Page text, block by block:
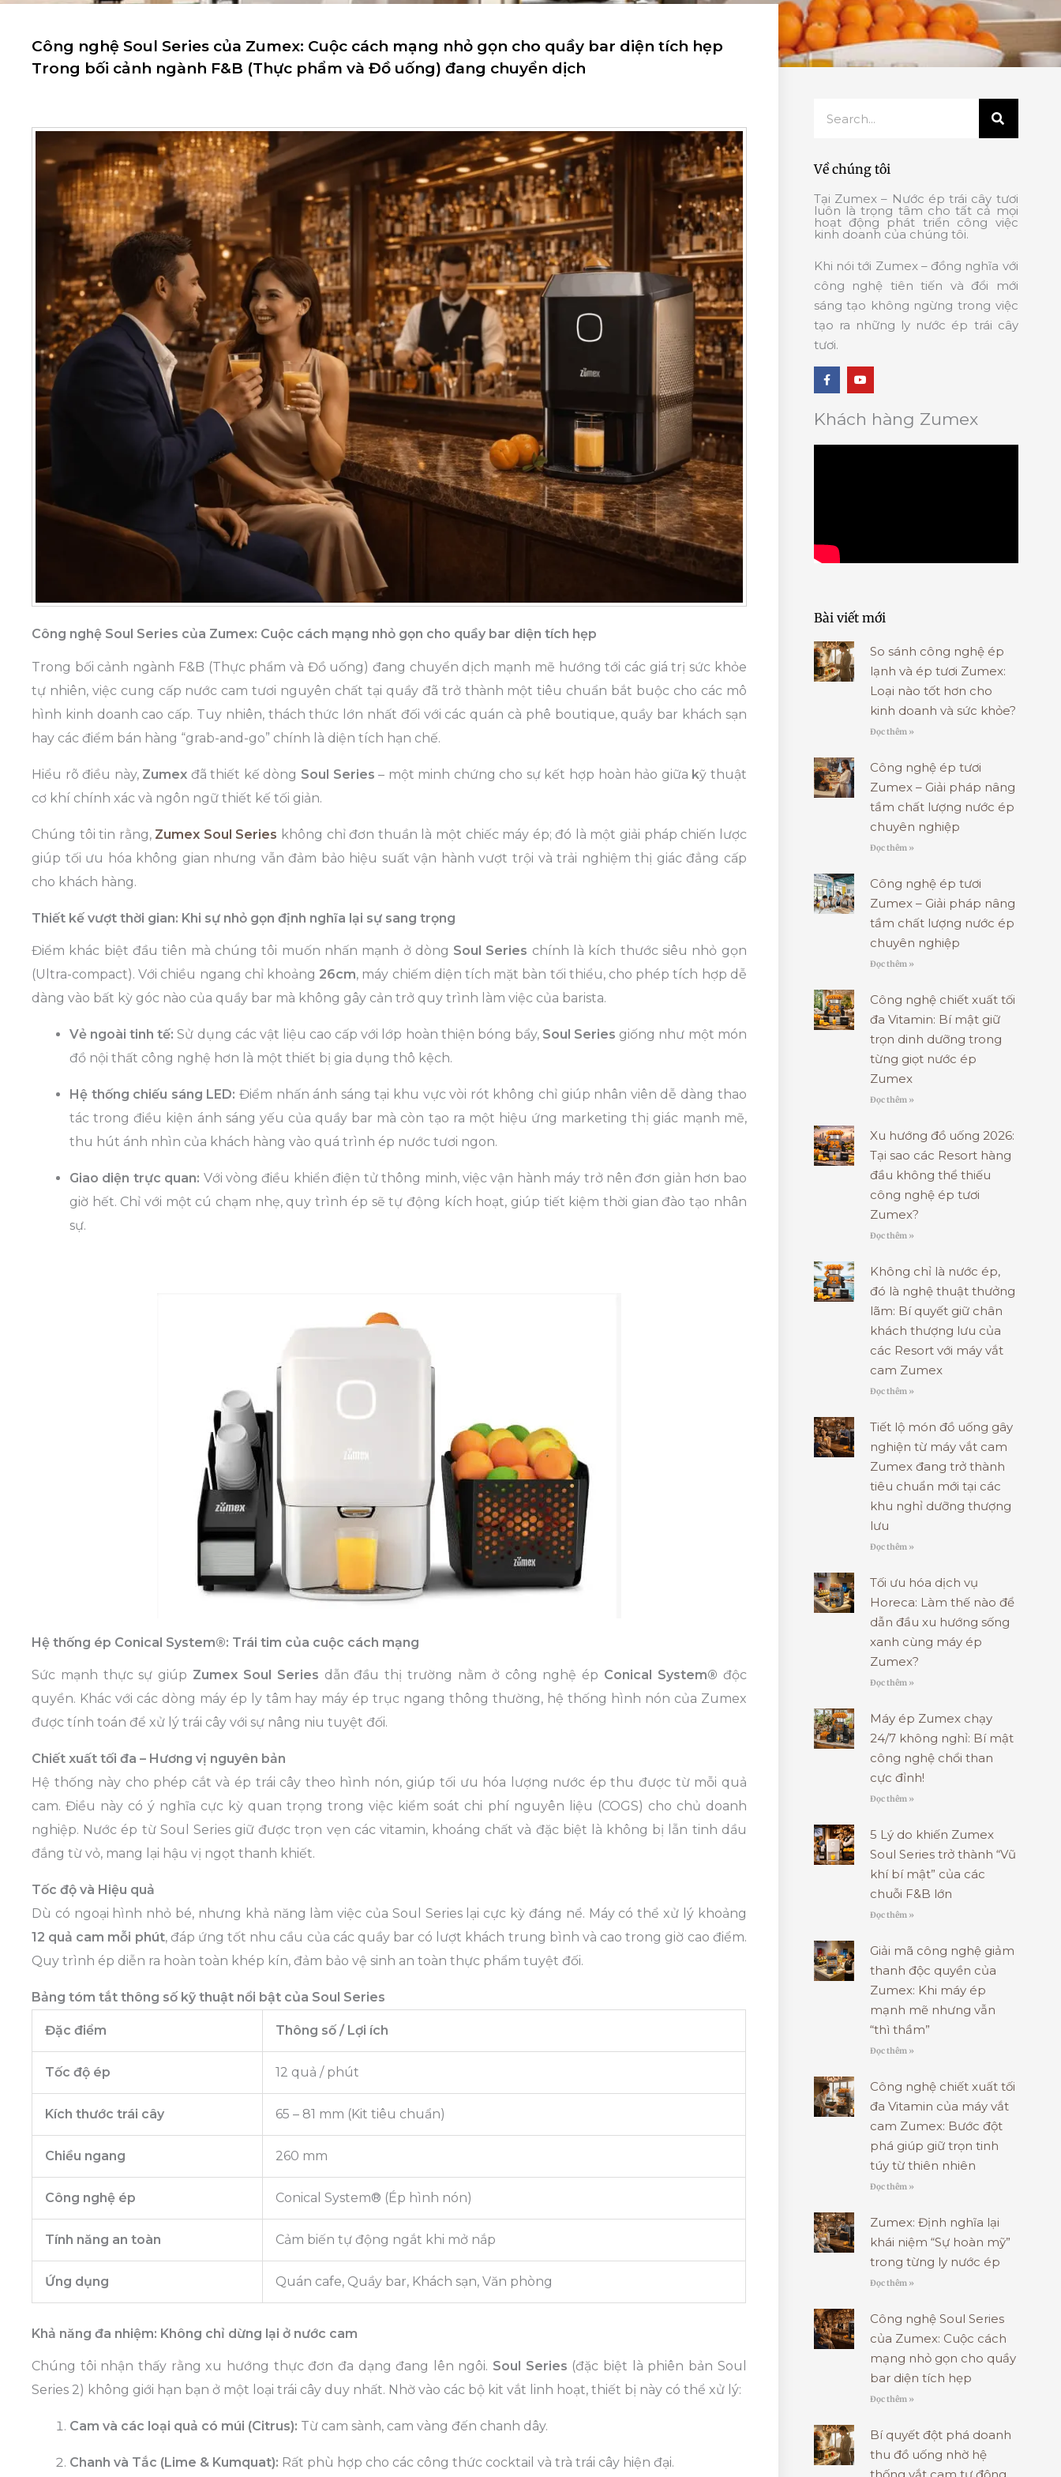
Công nghệ Soul Series của Zumex: Cuộc cách mạng nhỏ gọn cho quầy bar diện tích hẹp
Trong bối cảnh ngành F&B (Thực phẩm và Đồ uống) đang chuyển dịch
Công nghệ Soul Series của Zumex: Cuộc cách mạng nhỏ gọn cho quầy bar diện tích hẹp
Trong bối cảnh ngành F&B (Thực phẩm và Đồ uống) đang chuyển dịch mạnh mẽ hướng tới các giá trị sức khỏe
tự nhiên, việc cung cấp nước cam tươi nguyên chất tại quầy đã trở thành một tiêu chuẩn bắt buộc cho các mô
hình kinh doanh cao cấp. Tuy nhiên, thách thức lớn nhất đối với các quán cà phê boutique, quầy bar khách sạn
hay các điểm bán hàng “grab-and-go” chính là diện tích hạn chế.
Hiểu rõ điều này, Zumex đã thiết kế dòng Soul Series – một minh chứng cho sự kết hợp hoàn hảo giữa kỹ thuật
cơ khí chính xác và ngôn ngữ thiết kế tối giản.
Chúng tôi tin rằng, Zumex Soul Series không chỉ đơn thuần là một chiếc máy ép; đó là một giải pháp chiến lược
giúp tối ưu hóa không gian nhưng vẫn đảm bảo hiệu suất vận hành vượt trội và trải nghiệm thị giác đẳng cấp
cho khách hàng.
Thiết kế vượt thời gian: Khi sự nhỏ gọn định nghĩa lại sự sang trọng
Điểm khác biệt đầu tiên mà chúng tôi muốn nhấn mạnh ở dòng Soul Series chính là kích thước siêu nhỏ gọn
(Ultra-compact). Với chiều ngang chỉ khoảng 26cm, máy chiếm diện tích mặt bàn tối thiểu, cho phép tích hợp dễ
dàng vào bất kỳ góc nào của quầy bar mà không gây cản trở quy trình làm việc của barista.
Vẻ ngoài tinh tế: Sử dụng các vật liệu cao cấp với lớp hoàn thiện bóng bẩy, Soul Series giống như một món
đồ nội thất công nghệ hơn là một thiết bị gia dụng thô kệch.
Hệ thống chiếu sáng LED: Điểm nhấn ánh sáng tại khu vực vòi rót không chỉ giúp nhân viên dễ dàng thao
tác trong điều kiện ánh sáng yếu của quầy bar mà còn tạo ra một hiệu ứng marketing thị giác mạnh mẽ,
thu hút ánh nhìn của khách hàng vào quá trình ép nước tươi ngon.
Giao diện trực quan: Với vòng điều khiển điện tử thông minh, việc vận hành máy trở nên đơn giản hơn bao
giờ hết. Chỉ với một cú chạm nhẹ, quy trình ép sẽ tự động kích hoạt, giúp tiết kiệm thời gian đào tạo nhân
sự.
Hệ thống ép Conical System®: Trái tim của cuộc cách mạng
Sức mạnh thực sự giúp Zumex Soul Series dẫn đầu thị trường nằm ở công nghệ ép Conical System® độc
quyền. Khác với các dòng máy ép ly tâm hay máy ép trục ngang thông thường, hệ thống hình nón của Zumex
được tính toán để xử lý trái cây với sự nâng niu tuyệt đối.
Chiết xuất tối đa – Hương vị nguyên bản
Hệ thống này cho phép cắt và ép trái cây theo hình nón, giúp tối ưu hóa lượng nước ép thu được từ mỗi quả
cam. Điều này có ý nghĩa cực kỳ quan trọng trong việc kiểm soát chi phí nguyên liệu (COGS) cho chủ doanh
nghiệp. Nước ép từ Soul Series giữ được trọn vẹn các vitamin, khoáng chất và đặc biệt là không bị lẫn tinh dầu
đắng từ vỏ, mang lại hậu vị ngọt thanh khiết.
Tốc độ và Hiệu quả
Dù có ngoại hình nhỏ bé, nhưng khả năng làm việc của Soul Series lại cực kỳ đáng nể. Máy có thể xử lý khoảng
12 quả cam mỗi phút, đáp ứng tốt nhu cầu của các quầy bar có lượt khách trung bình và cao trong giờ cao điểm.
Quy trình ép diễn ra hoàn toàn khép kín, đảm bảo vệ sinh an toàn thực phẩm tuyệt đối.
Bảng tóm tắt thông số kỹ thuật nổi bật của Soul Series
Đặc điểm Thông số / Lợi ích
Tốc độ ép 12 quả / phút
Kích thước trái cây 65 – 81 mm (Kit tiêu chuẩn)
Chiều ngang 260 mm
Công nghệ ép Conical System® (Ép hình nón)
Tính năng an toàn Cảm biến tự động ngắt khi mở nắp
Ứng dụng Quán cafe, Quầy bar, Khách sạn, Văn phòng
Khả năng đa nhiệm: Không chỉ dừng lại ở nước cam
Chúng tôi nhận thấy rằng xu hướng thực đơn đa dạng đang lên ngôi. Soul Series (đặc biệt là phiên bản Soul
Series 2) không giới hạn bạn ở một loại trái cây duy nhất. Nhờ vào các bộ kit vắt linh hoạt, thiết bị này có thể xử lý:
Cam và các loại quả có múi (Citrus): Từ cam sành, cam vàng đến chanh dây.
Chanh và Tắc (Lime & Kumquat): Rất phù hợp cho các công thức cocktail và trà trái cây hiện đại.
Về chúng tôi
Tại Zumex – Nước ép trái cây tươi
luôn là trọng tâm cho tất cả mọi
hoạt động phát triển công việc
kinh doanh của chúng tôi.
Khi nói tới Zumex – đồng nghĩa với
công nghệ tiên tiến và đổi mới
sáng tạo không ngừng trong việc
tạo ra những ly nước ép trái cây
tươi.
F
a
c
b
o
k
Y
o
u
u
b
Khách hàng Zumex
Bài viết mới
So sánh công nghệ ép
lạnh và ép tươi Zumex:
Loại nào tốt hơn cho
kinh doanh và sức khỏe?
Đọc thêm »
Công nghệ ép tươi
Zumex – Giải pháp nâng
tầm chất lượng nước ép
chuyên nghiệp
Đọc thêm »
Công nghệ ép tươi
Zumex – Giải pháp nâng
tầm chất lượng nước ép
chuyên nghiệp
Đọc thêm »
Công nghệ chiết xuất tối
đa Vitamin: Bí mật giữ
trọn dinh dưỡng trong
từng giọt nước ép
Zumex
Đọc thêm »
Xu hướng đồ uống 2026:
Tại sao các Resort hàng
đầu không thể thiếu
công nghệ ép tươi
Zumex?
Đọc thêm »
Không chỉ là nước ép,
đó là nghệ thuật thưởng
lãm: Bí quyết giữ chân
khách thượng lưu của
các Resort với máy vắt
cam Zumex
Đọc thêm »
Tiết lộ món đồ uống gây
nghiện từ máy vắt cam
Zumex đang trở thành
tiêu chuẩn mới tại các
khu nghỉ dưỡng thượng
lưu
Đọc thêm »
Tối ưu hóa dịch vụ
Horeca: Làm thế nào để
dẫn đầu xu hướng sống
xanh cùng máy ép
Zumex?
Đọc thêm »
Máy ép Zumex chạy
24/7 không nghỉ: Bí mật
công nghệ chổi than
cực đỉnh!
Đọc thêm »
5 Lý do khiến Zumex
Soul Series trở thành “Vũ
khí bí mật” của các
chuỗi F&B lớn
Đọc thêm »
Giải mã công nghệ giảm
thanh độc quyền của
Zumex: Khi máy ép
mạnh mẽ nhưng vẫn
“thì thầm”
Đọc thêm »
Công nghệ chiết xuất tối
đa Vitamin của máy vắt
cam Zumex: Bước đột
phá giúp giữ trọn tinh
túy từ thiên nhiên
Đọc thêm »
Zumex: Định nghĩa lại
khái niệm “Sự hoàn mỹ”
trong từng ly nước ép
Đọc thêm »
Công nghệ Soul Series
của Zumex: Cuộc cách
mạng nhỏ gọn cho quầy
bar diện tích hẹp
Đọc thêm »
Bí quyết đột phá doanh
thu đồ uống nhờ hệ
thống vắt cam tự động